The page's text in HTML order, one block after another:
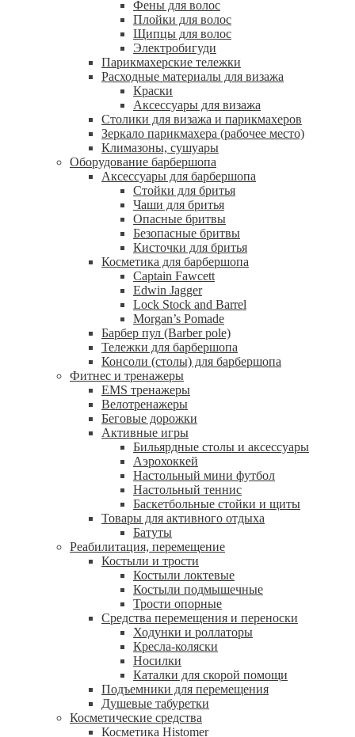
Фены для волос
Плойки для волос
Щипцы для волос
Электробигуди
Парикмахерские тележки
Расходные материалы для визажа
Краски
Аксессуары для визажа
Столики для визажа и парикмахеров
Зеркало парикмахера (рабочее место)
Климазоны, сушуары
Оборудование барбершопа
Аксессуары для барбершопа
Стойки для бритья
Чаши для бритья
Опасные бритвы
Безопасные бритвы
Кисточки для бритья
Косметика для барбершопа
Captain Fawcett
Edwin Jagger
Lock Stock and Barrel
Morgan’s Pomade
Барбер пул (Barber pole)
Тележки для барбершопа
Консоли (столы) для барбершопа
Фитнес и тренажеры
EMS тренажеры
Велотренажеры
Беговые дорожки
Активные игры
Бильярдные столы и аксессуары
Аэрохоккей
Настольный мини футбол
Настольный теннис
Баскетбольные стойки и щиты
Товары для активного отдыха
Батуты
Реабилитация, перемещение
Костыли и трости
Костыли локтевые
Костыли подмышечные
Трости опорные
Средства перемещения и переноски
Ходунки и роллаторы
Кресла-коляски
Носилки
Каталки для скорой помощи
Подъемники для перемещения
Душевые табуретки
Косметические средства
Косметика Histomer